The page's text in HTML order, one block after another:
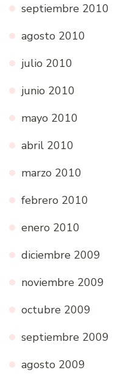
septiembre 2010
agosto 2010
julio 2010
junio 2010
mayo 2010
abril 2010
marzo 2010
febrero 2010
enero 2010
diciembre 2009
noviembre 2009
octubre 2009
septiembre 2009
agosto 2009